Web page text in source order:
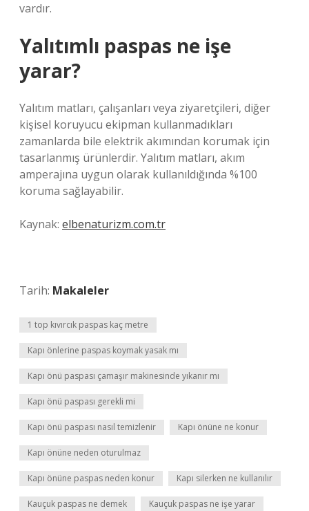
vardır.
Yalıtımlı paspas ne işe
yarar?
Yalıtım matları, çalışanları veya ziyaretçileri, diğer
kişisel koruyucu ekipman kullanmadıkları
zamanlarda bile elektrik akımından korumak için
tasarlanmış ürünlerdir. Yalıtım matları, akım
amperajına uygun olarak kullanıldığında %100
koruma sağlayabilir.
Kaynak: elbenaturizm.com.tr
Tarih: Makaleler
1 top kıvırcık paspas kaç metre
Kapı önlerine paspas koymak yasak mı
Kapı önü paspası çamaşır makinesinde yıkanır mı
Kapı önü paspası gerekli mi
Kapı önü paspası nasıl temizlenir Kapı önüne ne konur
Kapı önüne neden oturulmaz
Kapı önüne paspas neden konur Kapı silerken ne kullanılır
Kauçuk paspas ne demek Kauçuk paspas ne işe yarar